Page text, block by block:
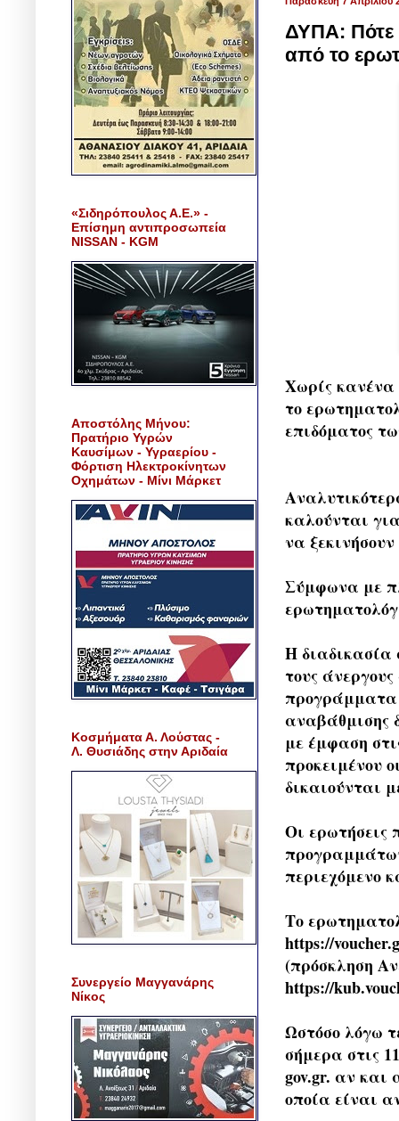
ΔΥΠΑ: Πότε
από το
Χωρίς κανένα
το
επιδόματος
καλούνται
να
Σύμφωνα με
Η διαδικασία
τους
προγράμματα
αναβάθμισης
με έμφαση
προκειμένου
δικαιούνται
Οι ερωτήσεις
περιεχόμενο
Το
https://
(πρόσκληση
https://
Ωστόσο λόγω
σήμερα στις
gov.gr. αν και
οποία είναι
«Σιδηρόπουλος Α.Ε.» -
Επίσημη αντιπροσωπεία
NISSAN - KGM
Αποστόλης Μήνου:
Πρατήριο Υγρών
Καυσίμων - Υγραερίου -
Φόρτιση Ηλεκτροκίνητων
Οχημάτων - Μίνι Μάρκετ
Κοσμήματα Α. Λούστας -
Λ. Θυσιάδης στην Αριδαία
Συνεργείο Μαγγανάρης
Νίκος